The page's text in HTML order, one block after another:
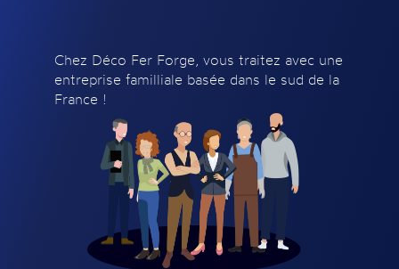
Chez Déco Fer Forge, vous traitez avec une
entreprise familliale basée dans le sud de la
France !